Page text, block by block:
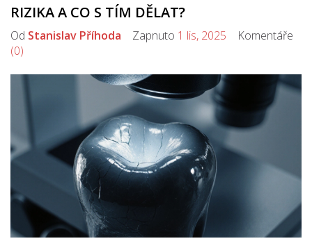
RIZIKA A CO S TÍM DĚLAT?
Od Stanislav Příhoda Zapnuto 1 lis, 2025 Komentáře
(0)